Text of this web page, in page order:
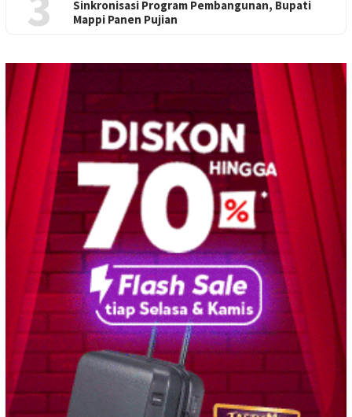
Sinkronisasi Program Pembangunan, Bupati
Mappi Panen Pujian